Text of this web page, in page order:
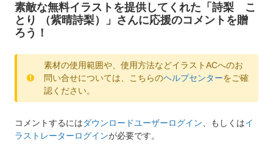
素敵な無料イラストを提供してくれた「詩梨 こ
とり （紫晴詩梨）」さんに応援のコメントを贈
ろう！
素材の使用範囲や、使用方法などイラストACへのお
問い合せについては、こちらのヘルプセンターをご確
認ください。
コメントするにはダウンロードユーザーログイン 、もしくはイ
ラストレーターログインが必要です。